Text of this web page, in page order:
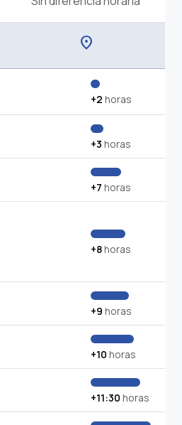
location_on
+2 horas
+3 horas
+7 horas
+8horas
+9 horas
+10 horas
+11:30 horas